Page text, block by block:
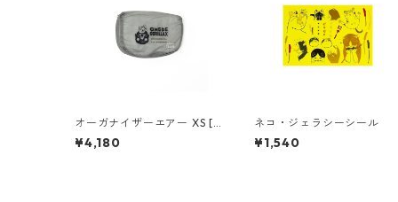
オーガナイザーエアー XS [K
FP×おめでゴリラックス]
¥4,180
ネコ・ジェラシーシール
¥1,540